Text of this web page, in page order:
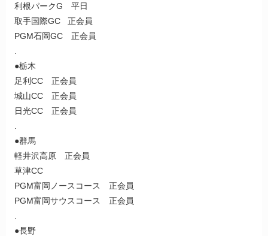
利根パークG 平日
取手国際GC 正会員
PGM石岡GC 正会員
●栃木
足利CC 正会員
城山CC 正会員
日光CC 正会員
●群馬
軽井沢高原 正会員
草津CC
PGM富岡ノースコース 正会員
PGM富岡サウスコース 正会員
●長野